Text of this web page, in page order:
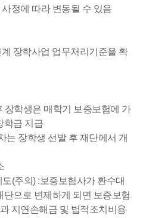
정에 따라 변동될 수 있음
장학사업 업무처리기준을 확
장학생은 매학기 보증보험에 가
학금 지급
는 장학생 선발 후 재단에서 개
(주의) :보증보험사가 환수대
으로 변제하게 되면 보증보험
지연손해금 및 법적조치비용